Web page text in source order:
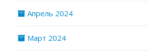
Апрель 2024
Март 2024